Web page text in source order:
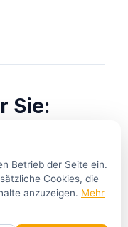
Sie:
Fest- und
Betrieb der Seite ein.
Cookies, die
anzuzeigen. Mehr